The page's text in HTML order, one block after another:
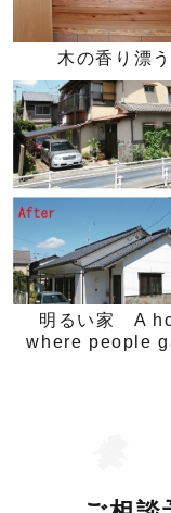
木の香り漂
明るい家 A
where people